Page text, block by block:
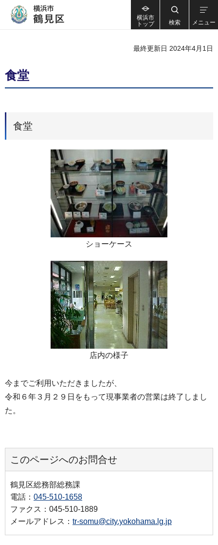
横浜市
トップ
検索 メニュー
最終更新日 2024年4月1日
食堂
食堂
ショーケース
店内の様子
今までご利用いただきましたが、
令和６年３月２９日をもって現事業者の営業は終了しまし
た。
このページへのお問合せ
鶴見区総務部総務課
電話： 045-510-1658
ファクス：045-510-1889
メールアドレス： tr-somu@city.yokohama.lg.jp